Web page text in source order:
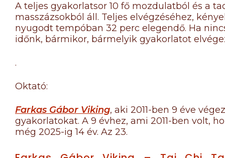
A teljes gyakorlatsor 10 fő mozdulatból és a
masszázsokból áll. Teljes elvégzéséhez,
nyugodt tempóban 32 perc elegendő. Ha
időnk, bármikor, bármelyik gyakorlatot
.
Oktató:
Farkas Gábor Viking, aki 2011-ben 9 éve
gyakorlatokat. A 9 évhez, ami 2011-ben volt,
még 2025-ig 14 év. Az 23.